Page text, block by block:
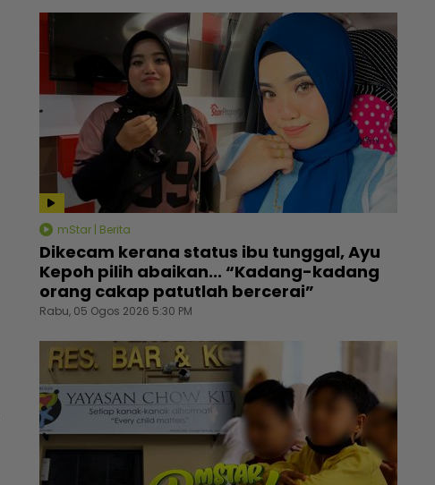
mStar | Berita
Dikecam kerana status ibu tunggal, Ayu
Kepoh pilih abaikan... “Kadang-kadang
orang cakap patutlah bercerai”
Rabu, 05 Ogos 2026 5:30 PM